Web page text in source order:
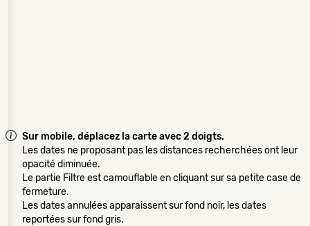
Sur mobile, déplacez la carte avec 2 doigts.
Les dates ne proposant pas les distances recherchées ont leur
opacité diminuée.
Le partie Filtre est camouflable en cliquant sur sa petite case de
fermeture.
Les dates annulées apparaissent sur fond noir, les dates
reportées sur fond gris.